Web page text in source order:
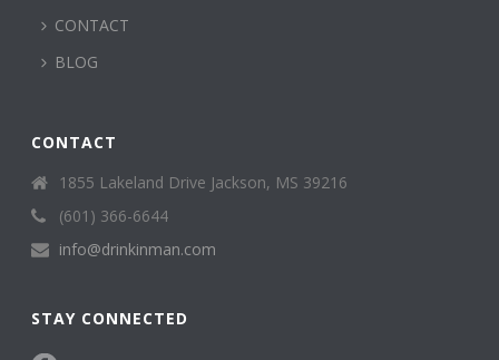
CONTACT
BLOG
CONTACT
1855 Lakeland Drive Jackson, MS 39216
(601) 366-6644
info@drinkinman.com
STAY CONNECTED